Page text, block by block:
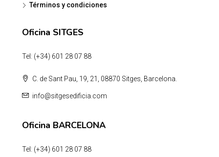
Términos y condiciones
Oficina SITGES
Tel: (+34) 601 28 07 88
C. de Sant Pau, 19, 21, 08870 Sitges, Barcelona.
info@sitgesedificia.com
Oficina BARCELONA
Tel: (+34) 601 28 07 88